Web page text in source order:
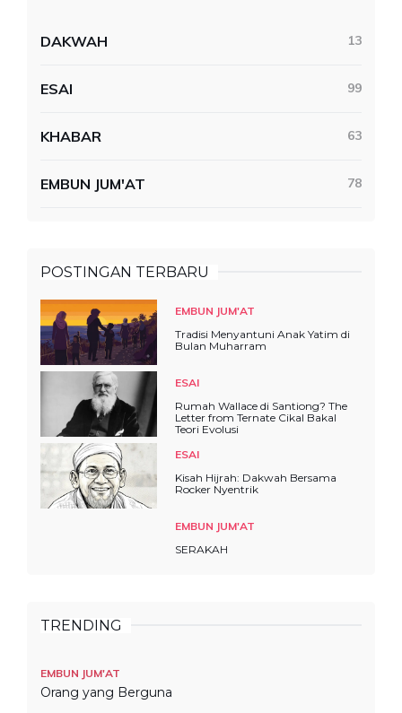
DAKWAH 13
ESAI 99
KHABAR 63
EMBUN JUM'AT 78
POSTINGAN TERBARU
EMBUN JUM'AT
Tradisi Menyantuni Anak Yatim di
Bulan Muharram
ESAI
Rumah Wallace di Santiong? The
Letter from Ternate Cikal Bakal
Teori Evolusi
ESAI
Kisah Hijrah: Dakwah Bersama
Rocker Nyentrik
EMBUN JUM'AT
SERAKAH
TRENDING
EMBUN JUM'AT
Orang yang Berguna